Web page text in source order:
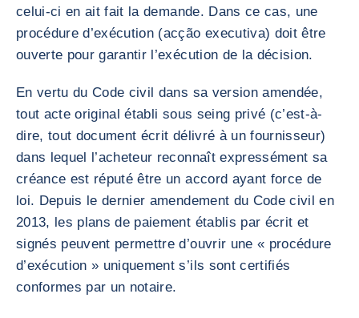
celui-ci en ait fait la demande. Dans ce cas, une
procédure d’exécution (acção executiva) doit être
ouverte pour garantir l’exécution de la décision.
En vertu du Code civil dans sa version amendée,
tout acte original établi sous seing privé (c’est-à-
dire, tout document écrit délivré à un fournisseur)
dans lequel l’acheteur reconnaît expressément sa
créance est réputé être un accord ayant force de
loi. Depuis le dernier amendement du Code civil en
2013, les plans de paiement établis par écrit et
signés peuvent permettre d’ouvrir une « procédure
d’exécution » uniquement s’ils sont certifiés
conformes par un notaire.